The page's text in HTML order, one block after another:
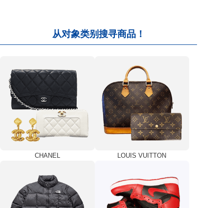
从对象类别搜寻商品！
CHANEL LOUIS VUITTON